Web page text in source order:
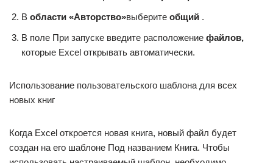
В области «Авторство»выберите общий .
В поле При запуске введите расположение файлов,
которые Excel открывать автоматически.
Использование пользовательского шаблона для всех
новых книг
Когда Excel откроется новая книга, новый файл будет
создан на его шаблоне Под названием Книга. Чтобы